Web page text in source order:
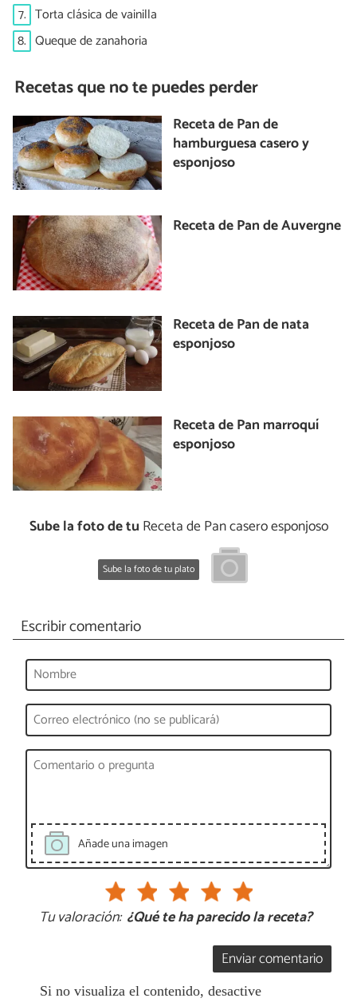
7. Torta clásica de vainilla
8. Queque de zanahoria
Recetas que no te puedes perder
Receta de Pan de
hamburguesa casero y
esponjoso
Receta de Pan de Auvergne
Receta de Pan de nata
esponjoso
Receta de Pan marroquí
esponjoso
Sube la foto de tu Receta de Pan casero esponjoso
Sube la foto de tu plato
Escribir comentario
Añade una imagen
Tu valoración: ¿Qué te ha parecido la receta?
Enviar comentario
Si no visualiza el contenido, desactive